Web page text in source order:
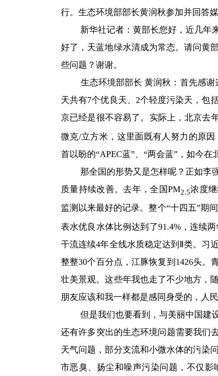
行。生态环境部部长黄润秋参加并回答
新华社记者： 黄部长您好，近几年
好了，天蓝地绿水清成为常态。请问黄
些问题？谢谢。
生态环境部部长 黄润秋： 首先感谢
天共有7个优良天、2个轻度污染天，包
京已经是很不容易了。实际上，北京去
微克/立方米，这里面既有人努力的原
首以盼的“APEC蓝”、“两会蓝”，如今在
那全国的形势又是怎样呢？正如李强
质量持续改善。去年，全国PM2.5浓度
监测以来最好的记录。整个“十四五”期
表水优良水体比例达到了91.4%，连续
干流连续4年全线水质稳定达到Ⅱ类。习
整整30个百分点，江豚恢复到1426头。
壮美景观。这些年我也走了不少地方，
朋友应该和我一样都是感同身受的，人
但是我们也要看到，与美丽中国建设
还有许多突出的生态环境问题需要我们
天气问题，部分支流和小微水体的污染
市恶臭、扬尘和噪声污染问题，不仅